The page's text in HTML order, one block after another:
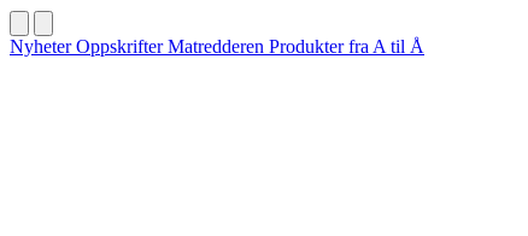
NyheterOppskrifterMatredderen Produkter fra A til Å